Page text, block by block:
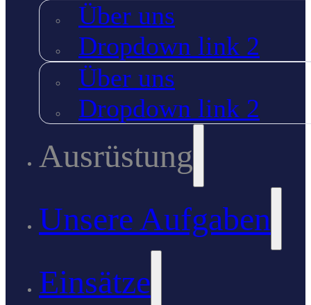
Über uns
Dropdown link 2
Über uns
Dropdown link 2
Ausrüstung
Unsere Aufgaben
Einsätze